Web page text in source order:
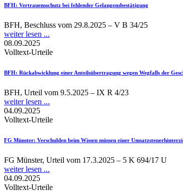
BFH: Vertrauensschutz bei fehlender Gelangensbestätigung
BFH, Beschluss vom 29.8.2025 – V B 34/25
weiter lesen ...
08.09.2025
Volltext-Urteile
BFH: Rückabwicklung einer Anteilsübertragung wegen Wegfalls der
BFH, Urteil vom 9.5.2025 – IX R 4/23
weiter lesen ...
04.09.2025
Volltext-Urteile
FG Münster: Verschulden beim Wissen müssen einer
FG Münster, Urteil vom 17.3.2025 – 5 K 694/17 U
weiter lesen ...
04.09.2025
Volltext-Urteile